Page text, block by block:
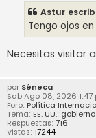
Astur
Tengo ojos
Necesitas visitar
por Séneca
Sab Ago 08, 2026 1:47
Foro: Política
Tema: EE. UU.:
Respuestas: 716
Vistas: 17244